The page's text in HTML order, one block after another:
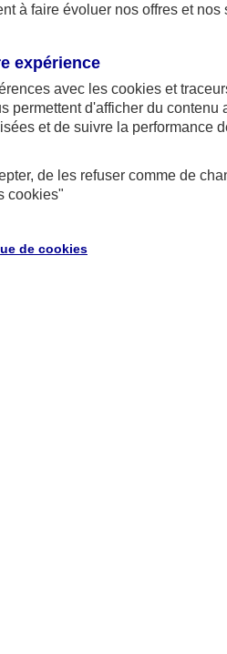
Assurance
à faire évoluer nos offres et nos
expérience
avec les cookies et
permettent d'afficher du contenu
et de suivre la performance
de les refuser comme de
cookies"
de cookies